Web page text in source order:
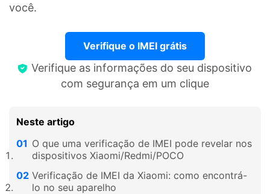
você.
Verifique o IMEI grátis
Verifique as informações do seu dispositivo
com segurança em um clique
Neste artigo
O que uma verificação de IMEI pode revelar nos
dispositivos Xiaomi/Redmi/POCO
Verificação de IMEI da Xiaomi: como encontrá-
lo no seu aparelho